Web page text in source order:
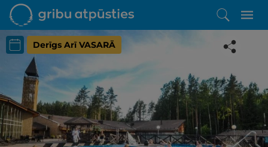
Derīgs Arī VASARĀ
Iepatikās šis piedāvājums?